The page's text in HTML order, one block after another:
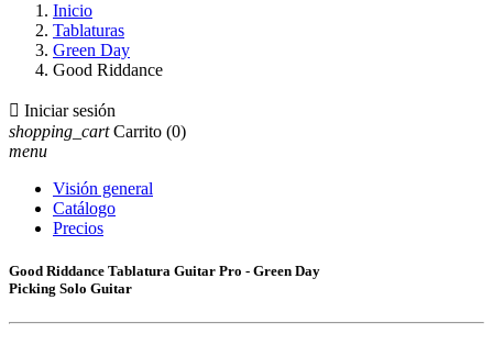
Inicio
Tablaturas
Green Day
Good Riddance
 Iniciar sesión
shopping_cart Carrito (0)
menu
Visión general
Catálogo
Precios
Good Riddance Tablatura Guitar Pro - Green Day
Picking Solo Guitar